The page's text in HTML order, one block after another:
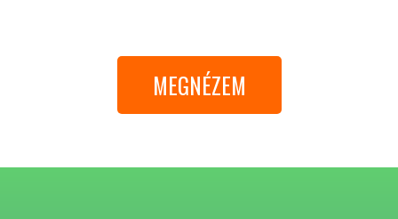
MEGNÉZEM